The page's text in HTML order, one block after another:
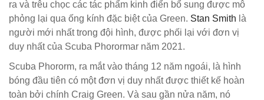
ra và trêu chọc các tác phẩm kinh điển bổ sung được mô
phỏng lại qua ống kính đặc biệt của Green. Stan Smith là
người mới nhất trong đội hình, được phối lại với đơn vị
duy nhất của Scuba Phorormar năm 2021.
Scuba Phororm, ra mắt vào tháng 12 năm ngoái, là hình
bóng đầu tiên có một đơn vị duy nhất được thiết kế hoàn
toàn bởi chính Craig Green. Và sau gần nửa năm, nó